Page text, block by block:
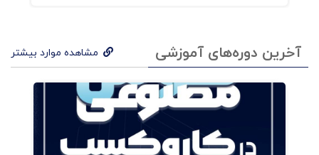
آخرین دوره‌های آموزشی مشاهده موارد بیشتر